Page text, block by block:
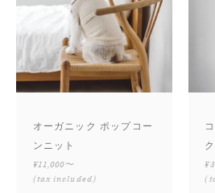
オーガニック ポップコー
ンニット
¥11,000〜
(tax included)